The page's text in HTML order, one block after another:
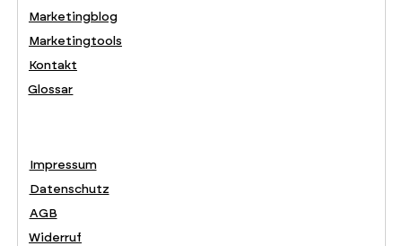
Marketingblog
Marketingtools
Kontakt
Glossar
Impressum
Datenschutz
AGB
Widerruf